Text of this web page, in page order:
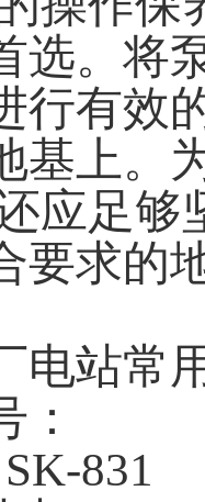
选。将
行有效
基上。
应足够
要求的
电站常
：
SK-831